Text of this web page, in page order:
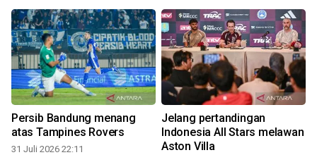
Persib Bandung menang
atas Tampines Rovers
31 Juli 2026 22:11
Jelang pertandingan
Indonesia All Stars melawan
Aston Villa